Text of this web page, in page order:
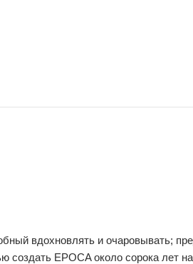
вдохновлять и очаровывать;
создать EPOCA около сорока лет